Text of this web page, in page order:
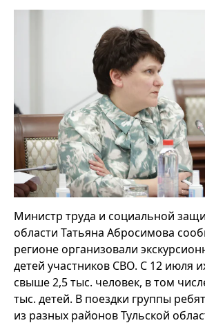
Министр труда и социальной
области Татьяна Абросимова
регионе организовали
детей участников СВО. С 12 июля
свыше 2,5 тыс. человек, в том
тыс. детей. В поездки группы
из разных районов Тульской